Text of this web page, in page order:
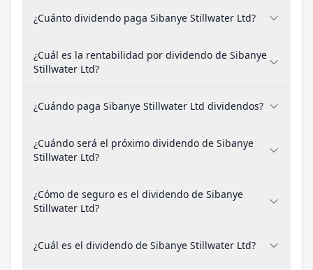
¿Cuánto dividendo paga Sibanye Stillwater Ltd?
¿Cuál es la rentabilidad por dividendo de Sibanye
Stillwater Ltd?
¿Cuándo paga Sibanye Stillwater Ltd dividendos?
¿Cuándo será el próximo dividendo de Sibanye
Stillwater Ltd?
¿Cómo de seguro es el dividendo de Sibanye
Stillwater Ltd?
¿Cuál es el dividendo de Sibanye Stillwater Ltd?